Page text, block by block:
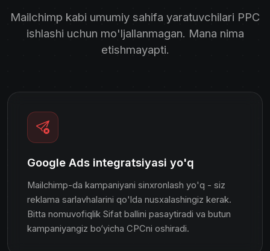
Mailchimp kabi umumiy sahifa yaratuvchilari PPC
ishlashi uchun mo'ljallanmagan. Mana nima
etishmayapti.
Google Ads integratsiyasi yo'q
Mailchimp-da kampaniyani sinxronlash yo'q - siz
reklama sarlavhalarini qo'lda nusxalashingiz kerak.
Bitta nomuvofiqlik Sifat ballini pasaytiradi va butun
kampaniyangiz bo‘yicha CPCni oshiradi.